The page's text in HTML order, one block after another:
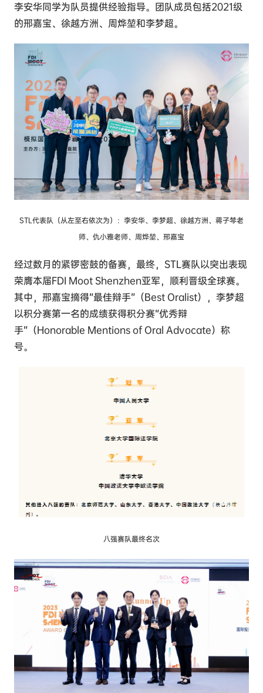
李安华同学为队员提供经验指导。团队成员包括2021级
的邢嘉宝、徐越方洲、周烨堃和李梦超。
STL代表队（从左至右依次为）：李安华、李梦超、徐越方洲、蒋子棽老
师、仇小雅老师、周烨堃、邢嘉宝
经过数月的紧锣密鼓的备赛，最终，STL赛队以突出表现
荣膺本届FDI Moot Shenzhen亚军，顺利晋级全球赛。
其中，邢嘉宝摘得“最佳辩手”（Best Oralist），李梦超
以积分赛第一名的成绩获得积分赛“优秀辩
手”（Honorable Mentions of Oral Advocate）称
号。
八强赛队最终名次